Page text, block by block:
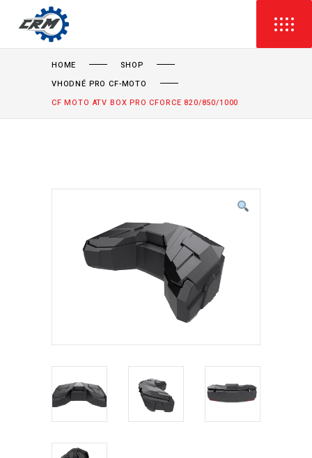
HOME
SHOP
VHODNÉ PRO CF-MOTO
CF MOTO ATV BOX PRO CFORCE 820/850/1000